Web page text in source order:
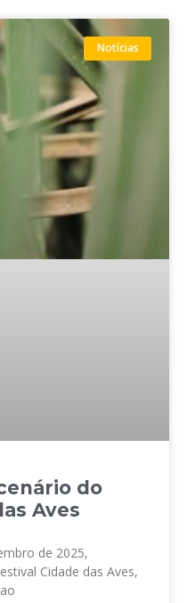
Notícias
do
Aves
de 2025,
Cidade das Aves,